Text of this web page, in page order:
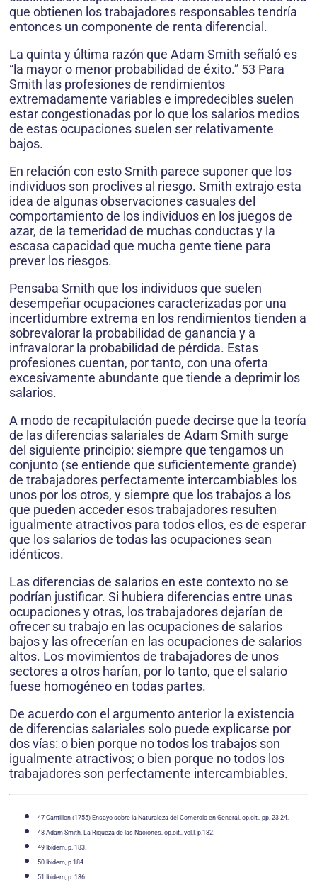
que obtienen los trabajadores responsables tendría
entonces un componente de renta diferencial.
La quinta y última razón que Adam Smith señaló es
“la mayor o menor probabilidad de éxito.” 53 Para
Smith las profesiones de rendimientos
extremadamente variables e impredecibles suelen
estar congestionadas por lo que los salarios medios
de estas ocupaciones suelen ser relativamente
bajos.
En relación con esto Smith parece suponer que los
individuos son proclives al riesgo. Smith extrajo esta
idea de algunas observaciones casuales del
comportamiento de los individuos en los juegos de
azar, de la temeridad de muchas conductas y la
escasa capacidad que mucha gente tiene para
prever los riesgos.
Pensaba Smith que los individuos que suelen
desempeñar ocupaciones caracterizadas por una
incertidumbre extrema en los rendimientos tienden a
sobrevalorar la probabilidad de ganancia y a
infravalorar la probabilidad de pérdida. Estas
profesiones cuentan, por tanto, con una oferta
excesivamente abundante que tiende a deprimir los
salarios.
A modo de recapitulación puede decirse que la teoría
de las diferencias salariales de Adam Smith surge
del siguiente principio: siempre que tengamos un
conjunto (se entiende que suficientemente grande)
de trabajadores perfectamente intercambiables los
unos por los otros, y siempre que los trabajos a los
que pueden acceder esos trabajadores resulten
igualmente atractivos para todos ellos, es de esperar
que los salarios de todas las ocupaciones sean
idénticos.
Las diferencias de salarios en este contexto no se
podrían justificar. Si hubiera diferencias entre unas
ocupaciones y otras, los trabajadores dejarían de
ofrecer su trabajo en las ocupaciones de salarios
bajos y las ofrecerían en las ocupaciones de salarios
altos. Los movimientos de trabajadores de unos
sectores a otros harían, por lo tanto, que el salario
fuese homogéneo en todas partes.
De acuerdo con el argumento anterior la existencia
de diferencias salariales solo puede explicarse por
dos vías: o bien porque no todos los trabajos son
igualmente atractivos; o bien porque no todos los
trabajadores son perfectamente intercambiables.
47 Cantillon (1755) Ensayo sobre la Naturaleza del Comercio en General, op.cit., pp. 23-24.
48 Adam Smith, La Riqueza de las Naciones, op.cit., vol.I, p.182.
49 Ibídem, p. 183.
50 Ibídem, p.184.
51 Ibídem, p. 186.